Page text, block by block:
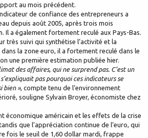
au mois précédent.
de confiance des entrepreneurs a
depuis août 2005, après trois mois
Il a également fortement reculé aux Pays-Bas.
très suivi qui synthétise l’activité et la
la zone euro, il a fortement reculé dans le
une première estimation publiée hier.
des affaires, qui ne surprend pas. C’est un
pas pourquoi ces indicateurs se
bien », compte tenu de l’environnement
souligne Sylvain Broyer, économiste chez
économique américain et les effets de la crise
que l’appréciation continue de l’euro, qui
fois le seuil de 1,60 dollar mardi, frappe